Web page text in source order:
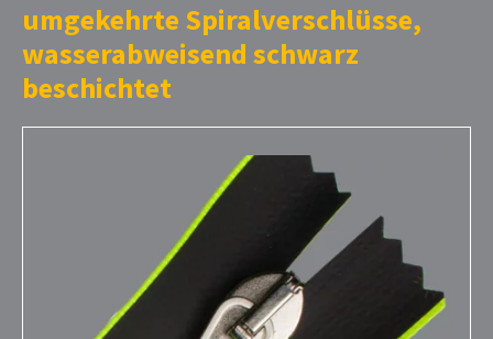
umgekehrte Spiralverschlüsse,
wasserabweisend schwarz
beschichtet